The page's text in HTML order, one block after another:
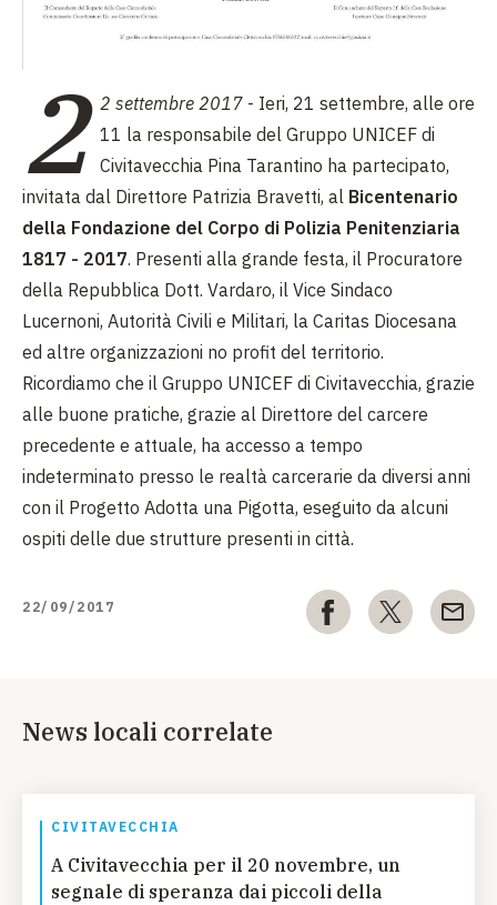
2 2 settembre 2017 - Ieri, 21 settembre, alle ore
11 la responsabile del Gruppo UNICEF di
Civitavecchia Pina Tarantino ha partecipato,
invitata dal Direttore Patrizia Bravetti, al Bicentenario
della Fondazione del Corpo di Polizia Penitenziaria
1817 - 2017. Presenti alla grande festa, il Procuratore
della Repubblica Dott. Vardaro, il Vice Sindaco
Lucernoni, Autorità Civili e Militari, la Caritas Diocesana
ed altre organizzazioni no profit del territorio.
Ricordiamo che il Gruppo UNICEF di Civitavecchia, grazie
alle buone pratiche, grazie al Direttore del carcere
precedente e attuale, ha accesso a tempo
indeterminato presso le realtà carcerarie da diversi anni
con il Progetto Adotta una Pigotta, eseguito da alcuni
ospiti delle due strutture presenti in città.
22/09/2017
News locali correlate
CIVITAVECCHIA
A Civitavecchia per il 20 novembre, un
segnale di speranza dai piccoli della